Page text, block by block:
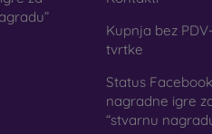
Kupnja bez
tvrtke
Status Facebook
nagradne igre
“stvarnu